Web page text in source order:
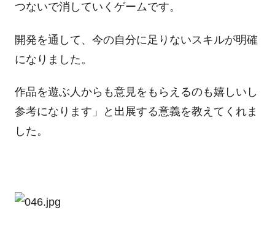
つないで消していくゲームです。
開発を通して、今の自分に足りないスキルが明確
になりました。
作品を遊ぶ人からも意見をもらえるのも嬉しいし
参考になります」と出展する意義を教えてくれま
した。